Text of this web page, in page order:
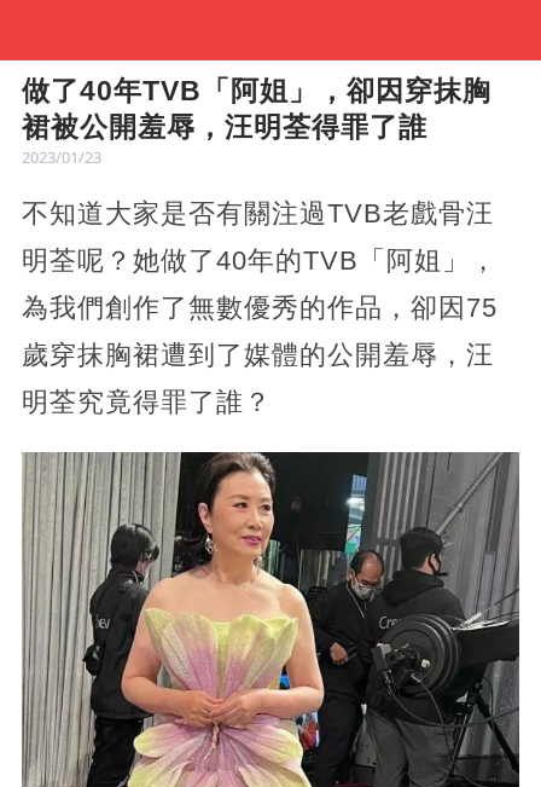
做了40年TVB「阿姐」，卻因穿抹胸
裙被公開羞辱，汪明荃得罪了誰
2023/01/23
不知道大家是否有關注過TVB老戲骨汪
明荃呢？她做了40年的TVB「阿姐」，
為我們創作了無數優秀的作品，卻因75
歲穿抹胸裙遭到了媒體的公開羞辱，汪
明荃究竟得罪了誰？